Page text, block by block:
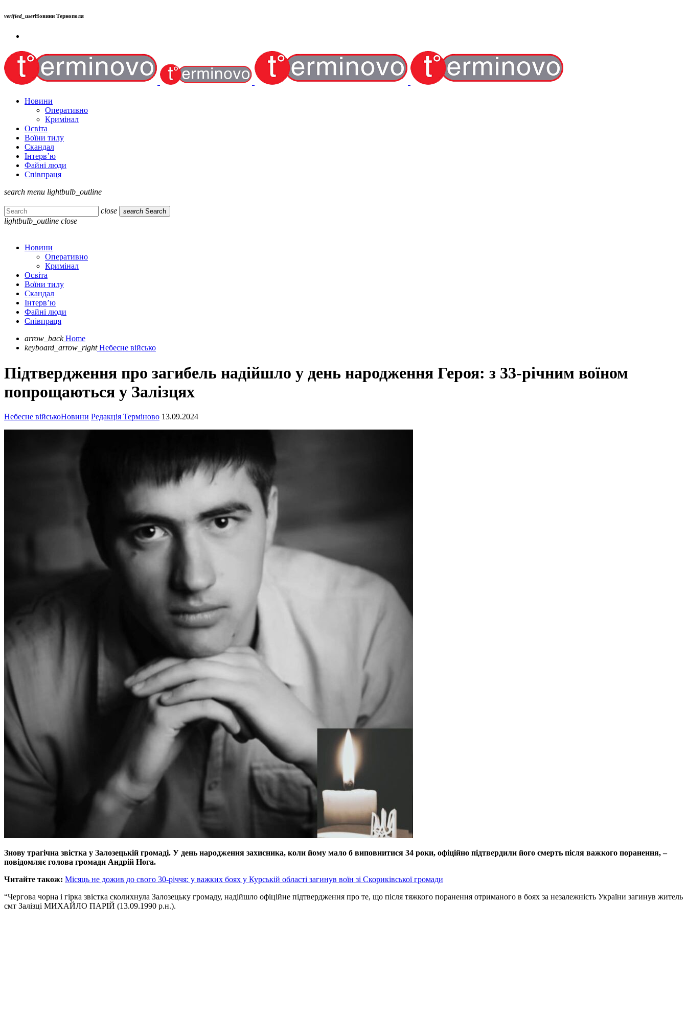
verified_userНовини Тернополя
Новини
Оперативно
Кримінал
Освіта
Воїни тилу
Скандал
Інтерв’ю
Файні люди
Співпраця
search menu lightbulb_outline
close search Search
lightbulb_outline close
Новини
Оперативно
Кримінал
Освіта
Воїни тилу
Скандал
Інтерв’ю
Файні люди
Співпраця
arrow_back Home
keyboard_arrow_right Небесне військо
Підтвердження про загибель надійшло у день народження Героя: з 33-річним воїном
попрощаються у Залізцях
Небесне військоНовини Редакція Терміново 13.09.2024
Знову трагічна звістка у Залозецькій громаді. У день народження захисника, коли йому мало б виповнитися 34 роки, офіційно підтвердили його смерть після важкого поранення, –
повідомляє голова громади Андрій Нога.
Читайте також: Місяць не дожив до свого 30-річчя: у важких боях у Курській області загинув воїн зі Скориківської громади
“Чергова чорна і гірка звістка сколихнула Залозецьку громаду, надійшло офіційне підтвердження про те, що після тяжкого поранення отриманого в боях за незалежність України загинув житель
смт Залізці МИХАЙЛО ПАРІЙ (13.09.1990 р.н.).